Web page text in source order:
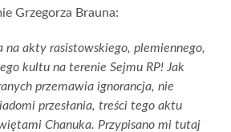
Grzegorza Brauna:
na akty rasistowskiego, plemiennego,
kultu na terenie Sejmu RP! Jak
przemawia ignorancja, nie
przesłania, treści tego aktu
Chanuka. Przypisano mi tutaj